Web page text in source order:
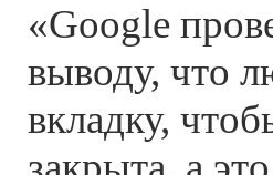
«Google
выводу, что
вкладку,